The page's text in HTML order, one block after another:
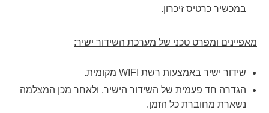
במכשיר כרטיס זיכרון.
מאפיינים ומפרט טכני של מערכת השידור ישיר:
שידור ישיר באמצעות רשת WIFI מקומית.
הגדרה חד פעמית של השידור הישיר, ולאחר מכן המצלמה
נשארת מחוברת כל הזמן.